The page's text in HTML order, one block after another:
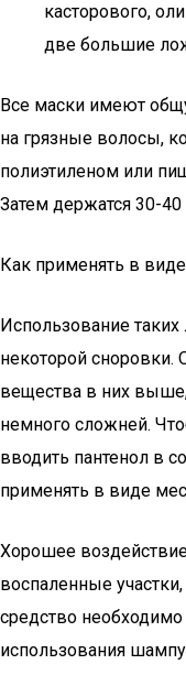
касторового,
две большие
Все маски имеют
на грязные волосы,
полиэтиленом или
Затем держатся 30-
Как применять в
Использование
некоторой сноровки.
вещества в них
немного сложней.
вводить пантенол в
применять в виде
Хорошее
воспаленные
средство
использования